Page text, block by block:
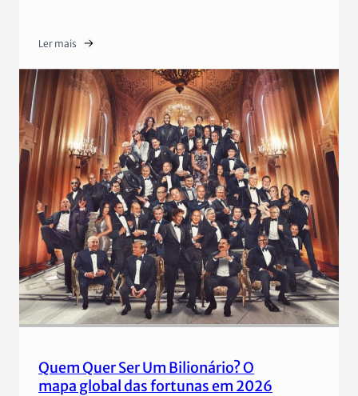
Ler mais
Quem Quer Ser Um Bilionário? O
mapa global das fortunas em 2026